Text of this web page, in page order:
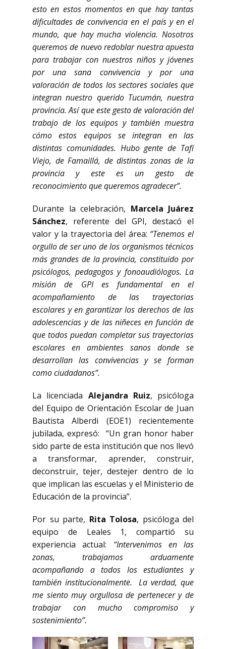
esto en estos momentos en que hay tantas
dificultades de convivencia en el país y en el
mundo, que hay mucha violencia. Nosotros
queremos de nuevo redoblar nuestra apuesta
para trabajar con nuestros niños y jóvenes
por una sana convivencia y por una
valoración de todos los sectores sociales que
integran nuestro querido Tucumán, nuestra
provincia. Así que este gesto de valoración del
trabajo de los equipos y también muestra
cómo estos equipos se integran en las
distintas comunidades. Hubo gente de Tafí
Viejo, de Famaillá, de distintas zonas de la
provincia y este es un gesto de
reconocimiento que queremos agradecer”.
Durante la celebración, Marcela Juárez
Sánchez, referente del GPI, destacó el
valor y la trayectoria del área: “Tenemos el
orgullo de ser uno de los organismos técnicos
más grandes de la provincia, constituido por
psicólogos, pedagogos y fonoaudiólogos. La
misión de GPI es fundamental en el
acompañamiento de las trayectorias
escolares y en garantizar los derechos de las
adolescencias y de las niñeces en función de
que todos puedan completar sus trayectorias
escolares en ambientes sanos donde se
desarrollan las convivencias y se forman
como ciudadanos”.
La licenciada Alejandra Ruiz, psicóloga
del Equipo de Orientación Escolar de Juan
Bautista Alberdi (EOE1) recientemente
jubilada, expresó: “Un gran honor haber
sido parte de esta institución que nos llevó
a transformar, aprender, construir,
deconstruir, tejer, destejer dentro de lo
que implican las escuelas y el Ministerio de
Educación de la provincia”.
Por su parte, Rita Tolosa, psicóloga del
equipo de Leales 1, compartió su
experiencia actual: “Intervenimos en las
zonas, trabajamos arduamente
acompañando a todos los estudiantes y
también institucionalmente. La verdad, que
me siento muy orgullosa de pertenecer y de
trabajar con mucho compromiso y
sostenimiento”.